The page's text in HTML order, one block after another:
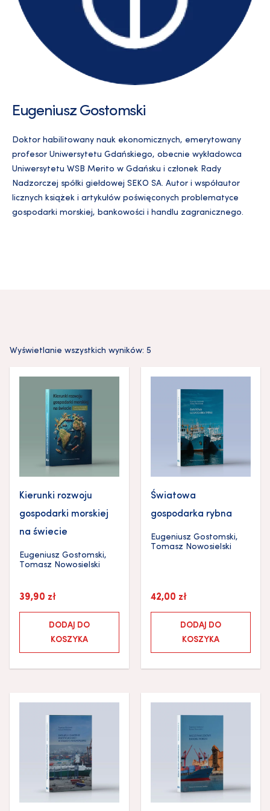
Eugeniusz Gostomski
Doktor habilitowany nauk ekonomicznych, emerytowany
profesor Uniwersytetu Gdańskiego, obecnie wykładowca
Uniwersytetu WSB Merito w Gdańsku i członek Rady
Nadzorczej spółki giełdowej SEKO SA. Autor i współautor
licznych książek i artykułów poświęconych problematyce
gospodarki morskiej, bankowości i handlu zagranicznego.
Wyświetlanie wszystkich wyników: 5
Kierunki rozwoju
gospodarki morskiej
na świecie
Eugeniusz Gostomski,
Tomasz Nowosielski
39,90 zł
DODAJ DO
KOSZYKA
Światowa
gospodarka rybna
Eugeniusz Gostomski,
Tomasz Nowosielski
42,00 zł
DODAJ DO
KOSZYKA